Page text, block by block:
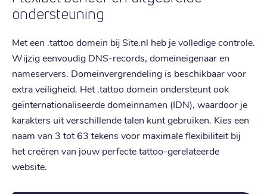
ondersteuning
Met een .tattoo domein bij Site.nl heb je volledige controle.
Wijzig eenvoudig DNS-records, domeineigenaar en
nameservers. Domeinvergrendeling is beschikbaar voor
extra veiligheid. Het .tattoo domein ondersteunt ook
geïnternationaliseerde domeinnamen (IDN), waardoor je
karakters uit verschillende talen kunt gebruiken. Kies een
naam van 3 tot 63 tekens voor maximale flexibiliteit bij
het creëren van jouw perfecte tattoo-gerelateerde
website.